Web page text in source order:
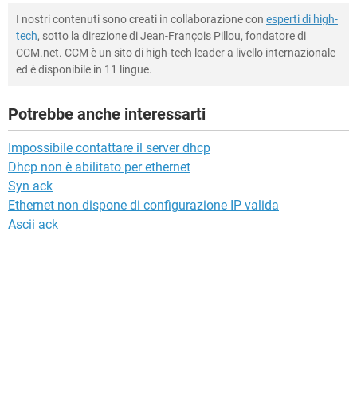
I nostri contenuti sono creati in collaborazione con esperti di high-
tech, sotto la direzione di Jean-François Pillou, fondatore di
CCM.net. CCM è un sito di high-tech leader a livello internazionale
ed è disponibile in 11 lingue.
Potrebbe anche interessarti
Impossibile contattare il server dhcp
Dhcp non è abilitato per ethernet
Syn ack
Ethernet non dispone di configurazione IP valida
Ascii ack